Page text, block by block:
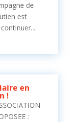
de
est
en
!
: